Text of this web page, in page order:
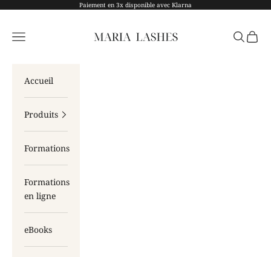
Paiement en 3x disponible avec Klarna
Menu
Panier
Accueil
Produits
Formations
Formations
en ligne
eBooks